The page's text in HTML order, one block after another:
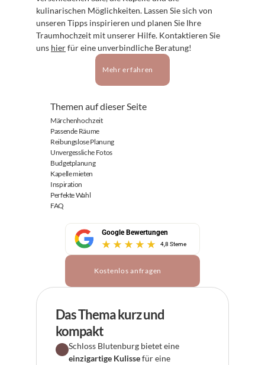
kulinarischen Möglichkeiten. Lassen Sie sich von
unseren Tipps inspirieren und planen Sie Ihre
Traumhochzeit mit unserer Hilfe. Kontaktieren Sie
uns hier für eine unverbindliche Beratung!
Mehr erfahren
Themen auf dieser Seite
Märchenhochzeit
Passende Räume
Reibungslose Planung
Unvergessliche Fotos
Budgetplanung
Kapelle mieten
Inspiration
Perfekte Wahl
FAQ
Google Bewertungen
4,8 Sterne
Kostenlos anfragen
Das Thema kurz und
kompakt
einzigartige Kulisse für eine